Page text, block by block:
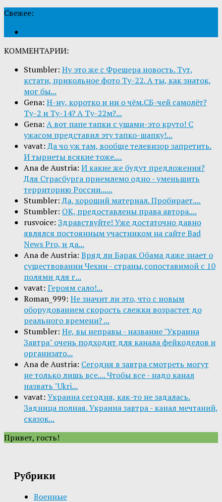
Свежее:
КОММЕНТАРИИ:
Stumbler: Ну это же с Фрешера новость. Тут,
кстати, прикольное фото Ту-22. А ты, как знаток,
мог бы...
Gena: Н-ну, коротко и ни о чём.СБ-чей самолёт?
Ту-2 и Ту-14? А Ту-22м?...
Gena: А вот папе тапки с ушами-это круто! С
ужасом представил эту тапко-шапку!...
vavat:Да чо уж там, вообще телевизор запретить.
И тырнеты всякие тоже....
Ana de Austria: И какие же будут предложения?
Для Страсбурга приемлемо одно - уменьшить
территорию России......
Stumbler:Да, хороший материал. Пробирает....
Stumbler: ОК, предоставлены права автора....
rusvoice: Здравствуйте! Уже достаточно давно
являлся постоянным участником на сайте Bad
News Pro, и да...
Ana de Austria: Вряд ли Барак Обама даже знает о
существовании Чехии - страны,сопоставимой с 10
полями для г...
vavat: Героям сало!...
Roman_999: Не значит ли это, что с новым
оборудованием скорость слежки возрастет до
реального времени? ...
Stumbler: Не, вы неправы - название "Украина
Завтра" очень подходит для канала фейкоделов и
организато...
Ana de Austria: Сегодня в завтра смотреть могут
не только лишь все.... Чтобы все - надо канал
назвать "Ukri...
vavat: Украина сегодня, как-то не задалась.
Задница полная. Украина завтра - канал мечтаний,
сказок...
Привет, гость!
Рубрики
Военные